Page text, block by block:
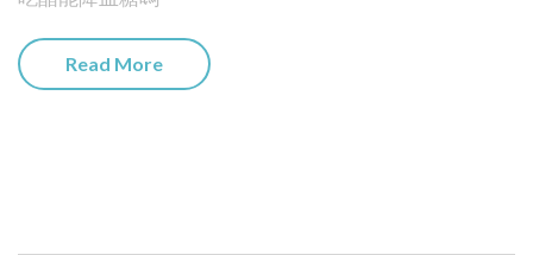
Read More